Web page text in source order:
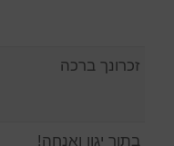
זכרונך ברכה
בתוך יגון ואנחה!